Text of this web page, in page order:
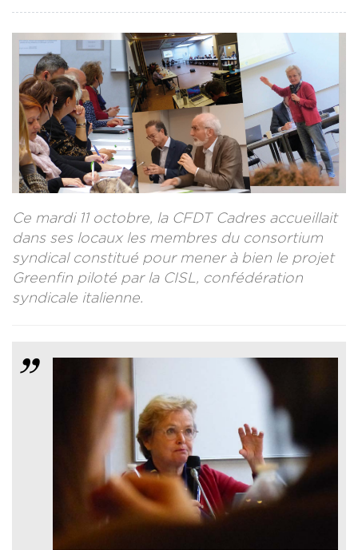
LA REVUE CADRES
LE CREFAC
L’OBSERVATOIRE DES CADRES
Ce mardi 11 octobre, la CFDT Cadres accueillait
dans ses locaux les membres du consortium
syndical constitué pour mener à bien le projet
Greenfin piloté par la CISL, confédération
syndicale italienne.